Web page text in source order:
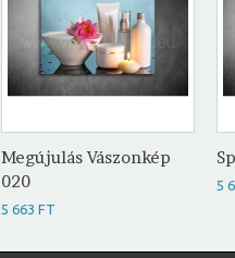
Megújulás Vászonkép
020
5 663 FT
5